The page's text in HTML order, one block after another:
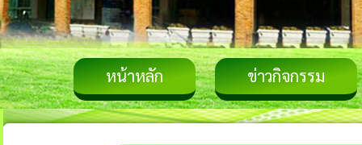
หน้าหลัก ข่าวกิจกรรม